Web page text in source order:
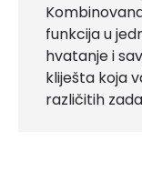
funkcija u
hvatanje i
kliješta koja
različitih